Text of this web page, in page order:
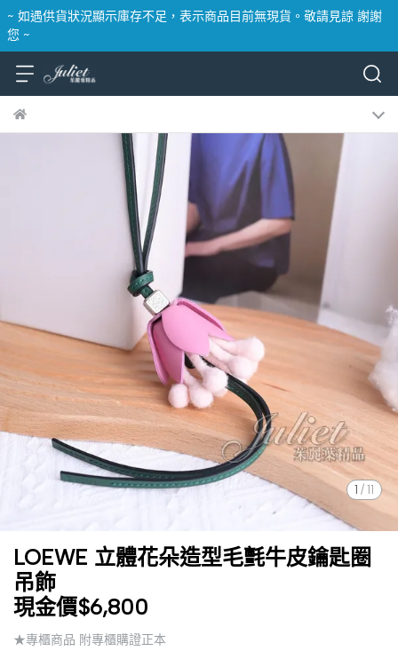
~ 如遇供貨狀況顯示庫存不足，表示商品目前無現貨。敬請見諒 謝謝
您 ~
1 / 11
LOEWE 立體花朵造型毛氈牛皮鑰匙圈
吊飾
現金價$6,800
★專櫃商品 附專櫃購證正本